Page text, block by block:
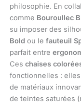
philosophie. En
comme Bouroullec
su imposer des
Bold ou le fauteuil
parfait entre
Ces chaises
fonctionnelles :
de matériaux
de teintes saturées